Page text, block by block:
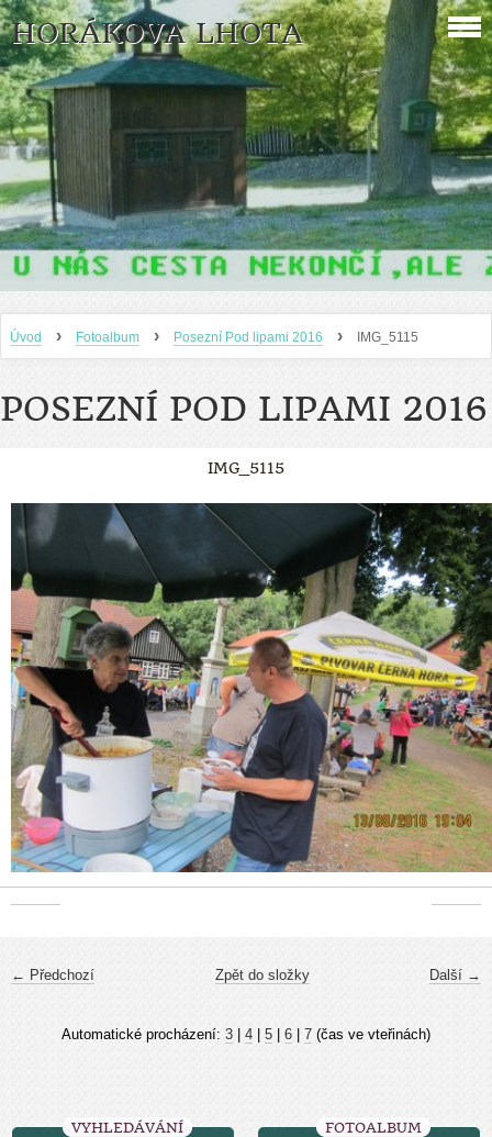
HORÁKOVA LHOTA
Úvod › Fotoalbum › Posezní Pod lipami 2016 › IMG_5115
POSEZNÍ POD LIPAMI 2016
IMG_5115
← Předchozí Další →
Zpět do složky
Automatické procházení: 3 4 5 6 7 (čas ve vteřinách)
VYHLEDÁVÁNÍ FOTOALBUM